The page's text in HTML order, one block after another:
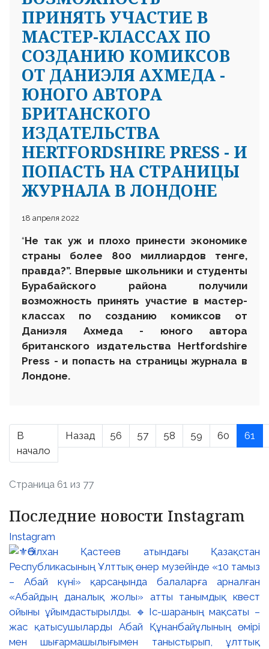
ПРИНЯТЬ УЧАСТИЕ В
МАСТЕР-КЛАССАХ ПО
СОЗДАНИЮ КОМИКСОВ
ОТ ДАНИЭЛЯ АХМЕДА -
ЮНОГО АВТОРА
БРИТАНСКОГО
ИЗДАТЕЛЬСТВА
HERTFORDSHIRE PRESS - И
ПОПАСТЬ НА СТРАНИЦЫ
ЖУРНАЛА В ЛОНДОНЕ
18 апреля 2022
“Не так уж и плохо принести экономике
страны более 800 миллиардов тенге,
правда?”. Впервые школьники и студенты
Бурабайского района получили
возможность принять участие в мастер-
классах по созданию комиксов от
Даниэля Ахмеда - юного автора
британского издательства Hertfordshire
Press - и попасть на страницы журнала в
Лондоне.
В
начало
Назад 56 57 58 59 60 61
Страница 61 из 77
Последние новости Instagram
Instagram